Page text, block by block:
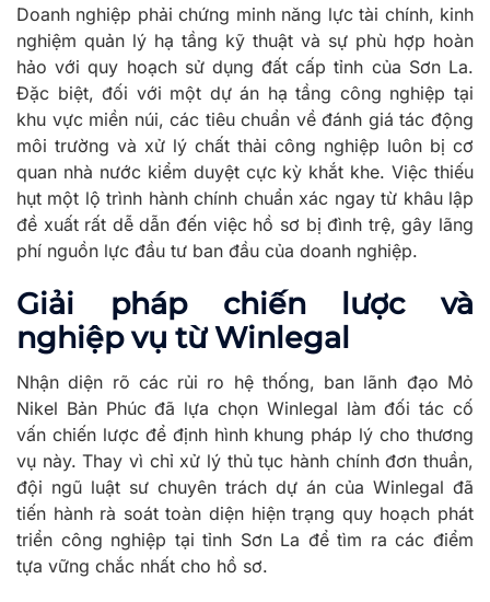
Doanh nghiệp phải chứng minh năng lực tài chính, kinh
nghiệm quản lý hạ tầng kỹ thuật và sự phù hợp hoàn
hảo với quy hoạch sử dụng đất cấp tỉnh của Sơn La.
Đặc biệt, đối với một dự án hạ tầng công nghiệp tại
khu vực miền núi, các tiêu chuẩn về đánh giá tác động
môi trường và xử lý chất thải công nghiệp luôn bị cơ
quan nhà nước kiểm duyệt cực kỳ khắt khe. Việc thiếu
hụt một lộ trình hành chính chuẩn xác ngay từ khâu lập
đề xuất rất dễ dẫn đến việc hồ sơ bị đình trệ, gây lãng
phí nguồn lực đầu tư ban đầu của doanh nghiệp.
Giải pháp chiến lược và
nghiệp vụ từ Winlegal
Nhận diện rõ các rủi ro hệ thống, ban lãnh đạo Mỏ
Nikel Bản Phúc đã lựa chọn Winlegal làm đối tác cố
vấn chiến lược để định hình khung pháp lý cho thương
vụ này. Thay vì chỉ xử lý thủ tục hành chính đơn thuần,
đội ngũ luật sư chuyên trách dự án của Winlegal đã
tiến hành rà soát toàn diện hiện trạng quy hoạch phát
triển công nghiệp tại tỉnh Sơn La để tìm ra các điểm
tựa vững chắc nhất cho hồ sơ.